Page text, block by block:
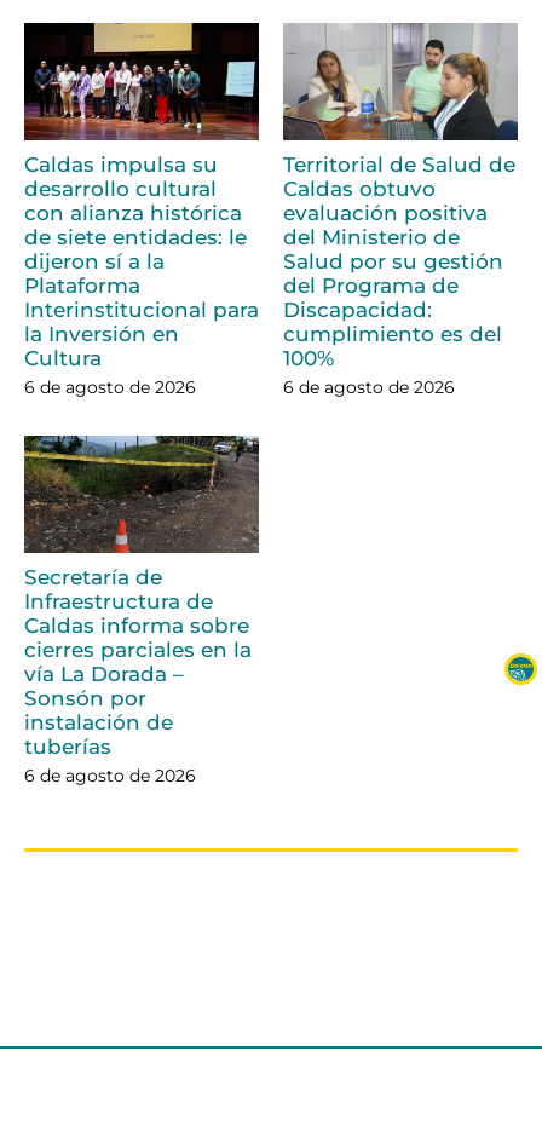
Caldas impulsa su
desarrollo cultural
con alianza histórica
de siete entidades: le
dijeron sí a la
Plataforma
Interinstitucional para
la Inversión en
Cultura
6 de agosto de 2026
Territorial de Salud de
Caldas obtuvo
evaluación positiva
del Ministerio de
Salud por su gestión
del Programa de
Discapacidad:
cumplimiento es del
100%
6 de agosto de 2026
Secretaría de
Infraestructura de
Caldas informa sobre
cierres parciales en la
vía La Dorada –
Sonsón por
instalación de
tuberías
6 de agosto de 2026